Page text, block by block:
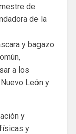
de
de la
y bagazo
a los
León y
y
y